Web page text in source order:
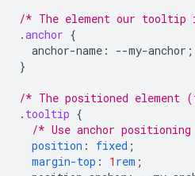
/* The element our tooltip
.anchor {
anchor-name : --my-anchor ;
}
/* The positioned
. tooltip {
/* Use anchor
position : fixed ;
margin-top : 1 rem ;